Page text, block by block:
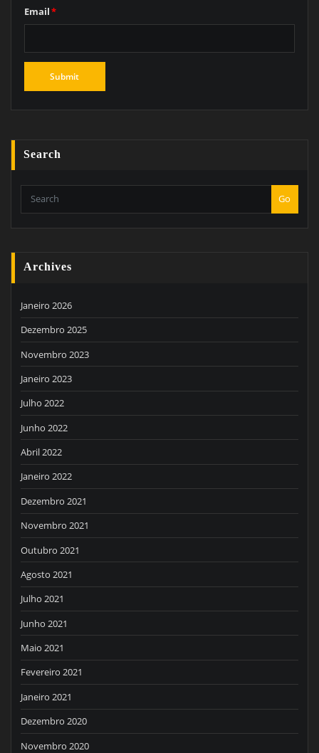
Email*
Search
Go
Archives
Janeiro 2026
Dezembro 2025
Novembro 2023
Janeiro 2023
Julho 2022
Junho 2022
Abril 2022
Janeiro 2022
Dezembro 2021
Novembro 2021
Outubro 2021
Agosto 2021
Julho 2021
Junho 2021
Maio 2021
Fevereiro 2021
Janeiro 2021
Dezembro 2020
Novembro 2020